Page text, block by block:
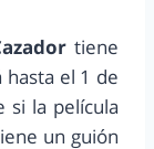
tiene
el 1 de
si la película
un guión